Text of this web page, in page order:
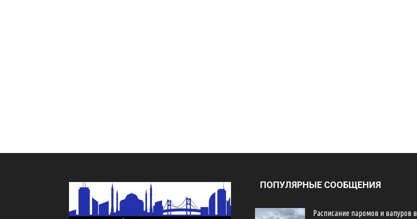
ПОПУЛЯРНЫЕ СООБЩЕНИЯ
Расписание паромов и вапуров в